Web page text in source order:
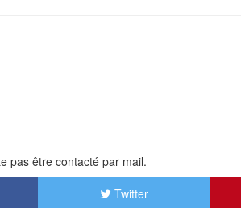
pas être contacté par mail.
Twitter